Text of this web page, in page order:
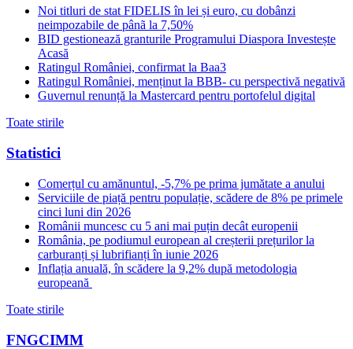
Noi titluri de stat FIDELIS în lei și euro, cu dobânzi
neimpozabile de pânã la 7,50%
BID gestionează granturile Programului Diaspora Investește
Acasă
Ratingul României, confirmat la Baa3
Ratingul României, menținut la BBB- cu perspectivă negativă
Guvernul renunță la Mastercard pentru portofelul digital
Toate stirile
Statistici
Comerțul cu amănuntul, -5,7% pe prima jumătate a anului
Serviciile de piață pentru populație, scădere de 8% pe primele
cinci luni din 2026
Românii muncesc cu 5 ani mai puțin decât europenii
România, pe podiumul european al creșterii prețurilor la
carburanți și lubrifianți în iunie 2026
Inflația anuală, în scădere la 9,2% după metodologia
europeană
Toate stirile
FNGCIMM